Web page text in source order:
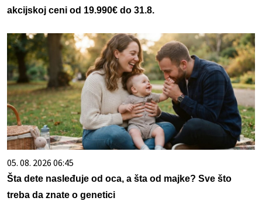
akcijskoj ceni od 19.990€ do 31.8.
05. 08. 2026 06:45
Šta dete nasleđuje od oca, a šta od majke? Sve što
treba da znate o genetici